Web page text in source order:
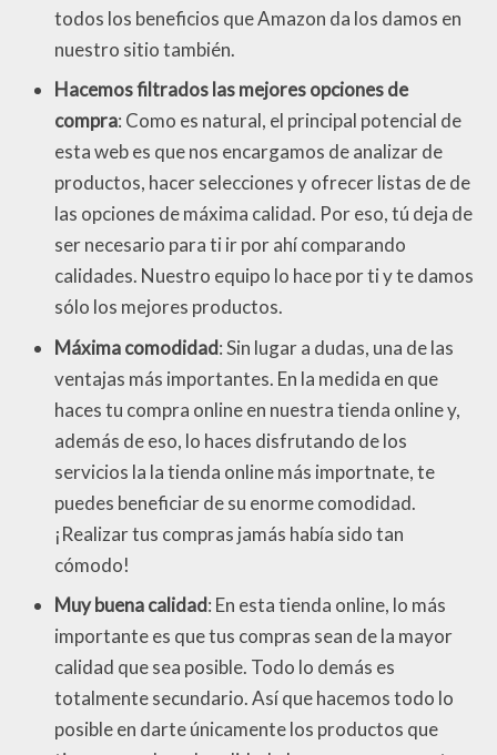
todos los beneficios que Amazon da los damos en
nuestro sitio también.
Hacemos filtrados las mejores opciones de
compra: Como es natural, el principal potencial de
esta web es que nos encargamos de analizar de
productos, hacer selecciones y ofrecer listas de de
las opciones de máxima calidad. Por eso, tú deja de
ser necesario para ti ir por ahí comparando
calidades. Nuestro equipo lo hace por ti y te damos
sólo los mejores productos.
Máxima comodidad: Sin lugar a dudas, una de las
ventajas más importantes. En la medida en que
haces tu compra online en nuestra tienda online y,
además de eso, lo haces disfrutando de los
servicios la la tienda online más importnate, te
puedes beneficiar de su enorme comodidad.
¡Realizar tus compras jamás había sido tan
cómodo!
Muy buena calidad: En esta tienda online, lo más
importante es que tus compras sean de la mayor
calidad que sea posible. Todo lo demás es
totalmente secundario. Así que hacemos todo lo
posible en darte únicamente los productos que